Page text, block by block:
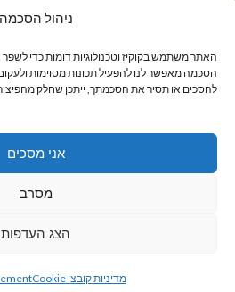
ניהול הסכמה
האתר משתמש בקוקיז וטכנולוגיות דומות כדי
הסכמה מאפשר לנו להפעיל תכונות מסוימות
להסכים או תסיר את הסכמתך, ייתכן שחלק
אני מסכים
מסרב
הצג העדפות
מדיניות קובצי Cookieמיתוג עיצוב